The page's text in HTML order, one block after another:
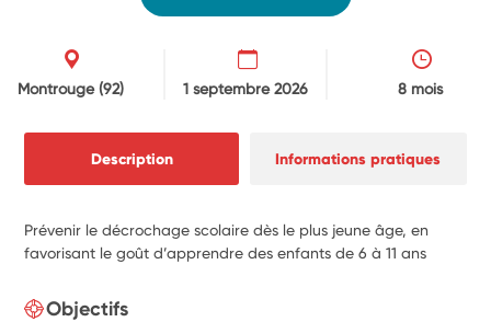
Montrouge(92) 1 septembre 2026 8 mois
Description Informations pratiques
Prévenir le décrochage scolaire dès le plus jeune âge, en
favorisant le goût d’apprendre des enfants de 6 à 11 ans
Objectifs